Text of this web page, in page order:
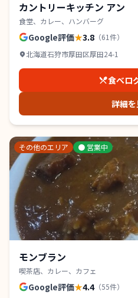
カントリーキッチン アン
食堂、カレー、ハンバーグ
Google評価★3.8 （61件）
北海道石狩市厚田区厚田24-1
食べロ
詳細
その他のエリア ● 営業中
モンブラン
喫茶店、カレー、カフェ
Google評価★4.4（55件）